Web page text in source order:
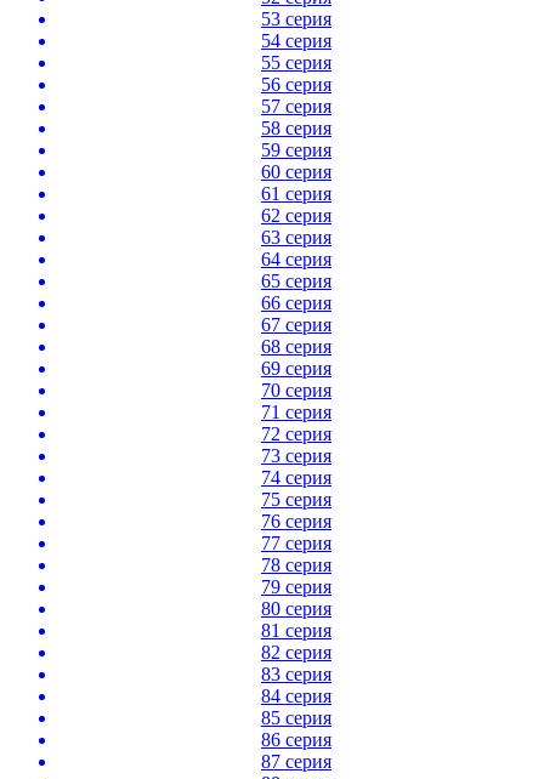
53 серия
54 серия
55 серия
56 серия
57 серия
58 серия
59 серия
60 серия
61 серия
62 серия
63 серия
64 серия
65 серия
66 серия
67 серия
68 серия
69 серия
70 серия
71 серия
72 серия
73 серия
74 серия
75 серия
76 серия
77 серия
78 серия
79 серия
80 серия
81 серия
82 серия
83 серия
84 серия
85 серия
86 серия
87 серия